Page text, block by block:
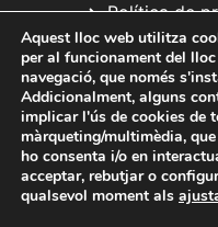
Política de
© 2020 Web desarrollada por
Aquest lloc web utilitza
per al funcionament del
navegació, que només
Addicionalment, alguns
implicar l'ús de cookies de
màrqueting/multimèdia,
ho consenta i/o en
acceptar, rebutjar o
qualsevol moment als